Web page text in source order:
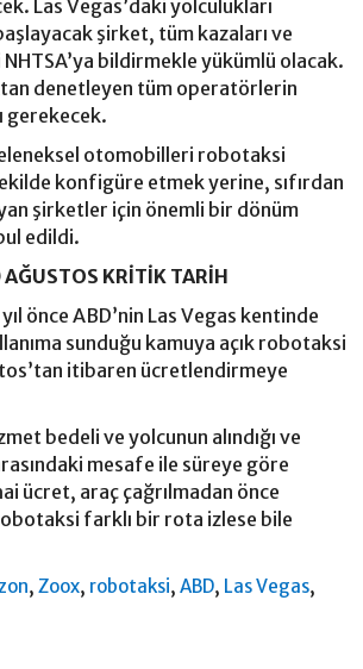
Las Vegas’daki yolculukları
şirket, tüm kazaları ve
bildirmekle yükümlü olacak.
denetleyen tüm operatörlerin
gerekecek.
otomobilleri robotaksi
konfigüre etmek yerine, sıfırdan
şirketler için önemli bir dönüm
edildi.
AĞUSTOS KRİTİK TARİH
önce ABD’nin Las Vegas kentinde
sunduğu kamuya açık robotaksi
itibaren ücretlendirmeye
bedeli ve yolcunun alındığı ve
mesafe ile süreye göre
ücret, araç çağrılmadan önce
farklı bir rota izlese bile
,Zoox, robotaksi,ABD, Las Vegas,